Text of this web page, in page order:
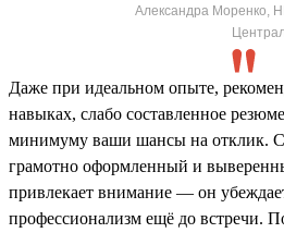
Александра Моренко,
Даже при идеальном опыте,
навыках, слабо составленное
минимуму ваши шансы на отклик. С
грамотно оформленный и
привлекает внимание — он
профессионализм ещё до встречи.